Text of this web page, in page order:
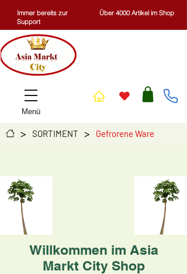
Menü
Immer bereits zur
Support
Über 4000 Artikel im Shop
> SORTIMENT > Gefrorene Ware
Willkommen im Asia
Markt City Shop